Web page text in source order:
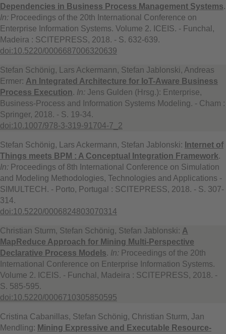
Dependencies in Business Process Management Systems.
In: Proceedings of the 20th International Conference on
Enterprise Information Systems. Volume 2. ICEIS. - Funchal,
Madeira : SCITEPRESS, 2018. - S. 632-639.
doi:10.5220/0006687006320639
Stefan Schönig, Lars Ackermann, Stefan Jablonski, Andreas
Ermer: An Integrated Architecture for IoT-Aware Business
Process Execution. In: Jens Gulden (Hrsg.): Enterprise,
Business-Process and Information Systems Modeling. - Cham :
Springer, 2018. - S. 19-34.
doi:10.1007/978-3-319-91704-7_2
Stefan Schönig, Lars Ackermann, Stefan Jablonski: Internet of
Things meets BPM : A Conceptual Integration Framework.
In: Proceedings of 8th International Conference on Simulation
and Modeling Methodologies, Technologies and Applications -
SIMULTECH. - Porto, Portugal : SCITEPRESS, 2018. - S. 307-
314.
doi:10.5220/0006824803070314
Christian Sturm, Stefan Schönig, Stefan Jablonski: A
MapReduce Approach for Mining Multi-Perspective
Declarative Process Models. In: Proceedings of the 20th
International Conference on Enterprise Information Systems.
Volume 2. ICEIS. - Funchal, Madeira : SCITEPRESS, 2018. -
S. 585-595.
doi:10.5220/0006710305850595
Cristina Cabanillas, Stefan Schönig, Christian Sturm, Jan
Mendling: Mining Expressive and Executable Resource-